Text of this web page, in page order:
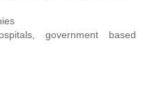
government based